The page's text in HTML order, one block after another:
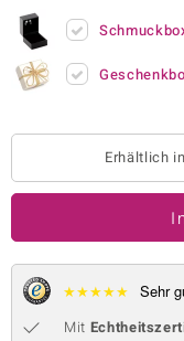
Erhältlich
★★★★★ Sehr
Mit